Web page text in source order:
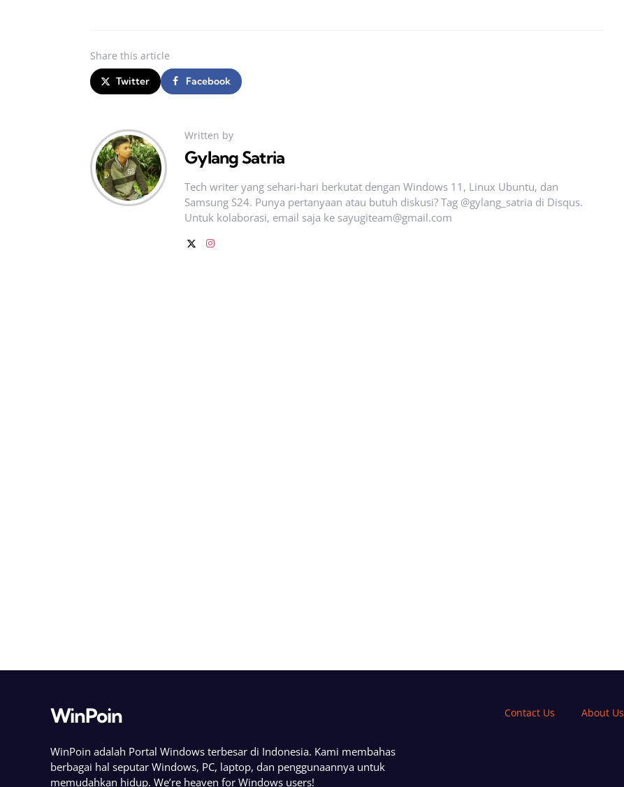
Share this article
Twitter Facebook
Written by
Gylang Satria
Tech writer yang sehari‑hari berkutat dengan Windows 11, Linux Ubuntu, dan
Samsung S24. Punya pertanyaan atau butuh diskusi? Tag @gylang_satria di Disqus.
Untuk kolaborasi, email saja ke sayugiteam@gmail.com
WinPoin
WinPoin adalah Portal Windows terbesar di Indonesia. Kami membahas
berbagai hal seputar Windows, PC, laptop, dan penggunaannya untuk
memudahkan hidup. We’re heaven for Windows users!
Contact Us About Us